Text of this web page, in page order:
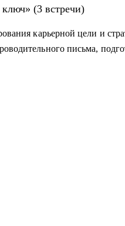
(3 встречи)
карьерной цели и
письма,